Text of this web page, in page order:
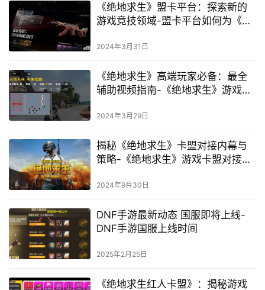
《绝地求生》盟卡平台：探索新的
游戏竞技领域-盟卡平台如何为《绝
验
2024年3月31日
《绝地求生》高端玩家必备：最全
辅助视频指南-《绝地求生》游戏技
路
2024年3月29日
揭秘《绝地求生》卡盟对接内幕与
策略-《绝地求生》游戏卡盟对接全
2024年9月30日
DNF手游最新动态 国服即将上线-
DNF手游国服上线时间
2025年2月25日
《绝地求生红人卡盟》：揭秘游戏